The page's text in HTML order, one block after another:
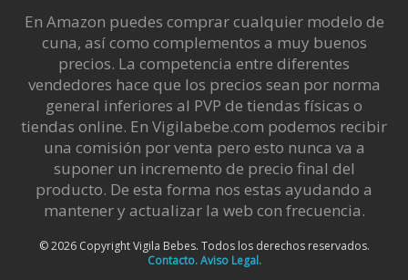
En Amazon puedes comprar cualquier modelo de
cuna, así como complementos a muy buenos
precios. La competencia entre diferentes
vendedores hace que los precios sean por norma
general inferiores al PVP de tiendas físicas o
tiendas online. En Vigilabebe.com podemos recibir
una comisión por venta pero esto nunca va a
suponer un incremento de precio final del
producto. De esta forma nos estas ayudando a
mantener y actualizar la web con frecuencia.
© 2026 Copyright Vigila Bebes. Todos los derechos reservados.
Contacto. Aviso Legal.